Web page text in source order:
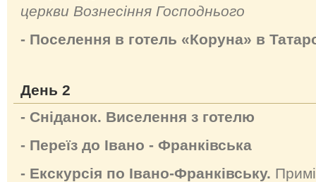
церкви Вознесіння Господнього
- Поселення в готель «Коруна» в
День 2
- Сніданок. Виселення з готелю
- Переїз до Івано - Франківська
- Екскурсія по Івано-Франківську.